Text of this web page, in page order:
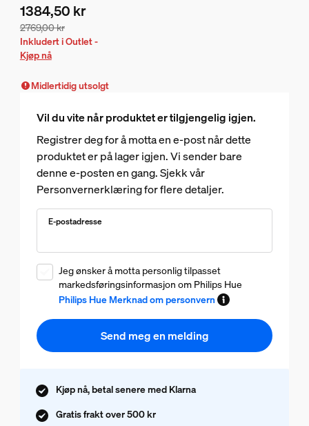
Nåværende pris er 1384,50 kr, opprinnelig pris er 2769,00
2769,00 kr
1384,50 kr
Inkludert i Outlet -
Kjøp nå
Midlertidig utsolgt
Vil du vite når produktet er tilgjengelig igjen.
Registrer deg for å motta en e-post når dette
produktet er på lager igjen. Vi sender bare
denne e-posten en gang. Sjekk vår
Personvernerklæring for flere detaljer.
E-postadresse
Jeg ønsker å motta personlig tilpasset
markedsføringsinformasjon om Philips Hue
Philips Hue Merknad om personvern
Send meg en melding
Kjøp nå, betal senere med Klarna
Gratis frakt over 500 kr